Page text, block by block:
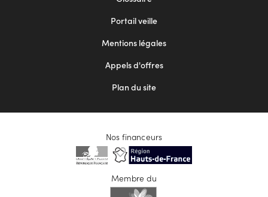
Portail veille
Mentions légales
Appels d'offres
Plan du site
Nos financeurs
Membre du